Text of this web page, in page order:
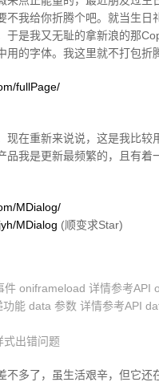
不我给你折腾个吧。就当生
于是我又无耻的拿新浪的那
的字体。我这里就不打包折
fullPage/
现在重新来说说，这是我比较
品我是更新最频繁的，且有
MDialog/
MDialog (顺变求Star)
oniframeload 详情参考API
能 data 参数 详情参考API
出错问题
多了，虽生活艰辛，但它还